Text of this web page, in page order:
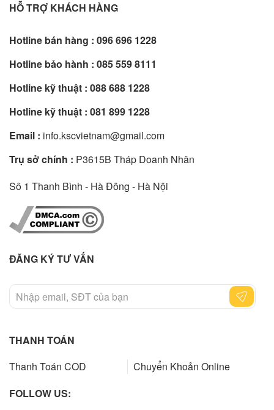
HỖ TRỢ KHÁCH HÀNG
Hotline bán hàng : 096 696 1228
Hotline bảo hành : 085 559 8111
Hotline kỹ thuật : 088 688 1228
Hotline kỹ thuật : 081 899 1228
Email : info.kscvietnam@gmail.com
Trụ sở chính : P3615B Tháp Doanh Nhân
Sô 1 Thanh Bình - Hà Đông - Hà Nội
ĐĂNG KÝ TƯ VẤN
THANH TOÁN
Thanh Toán COD
Chuyển Khoản Online
FOLLOW US: